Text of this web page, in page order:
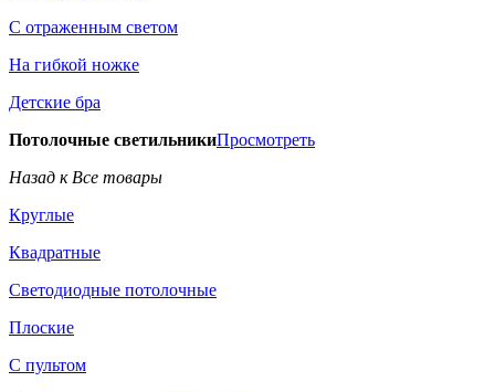
С отраженным светом
На гибкой ножке
Детские бра
Потолочные светильникиПросмотреть
Назад к Все товары
Круглые
Квадратные
Светодиодные потолочные
Плоские
С пультом